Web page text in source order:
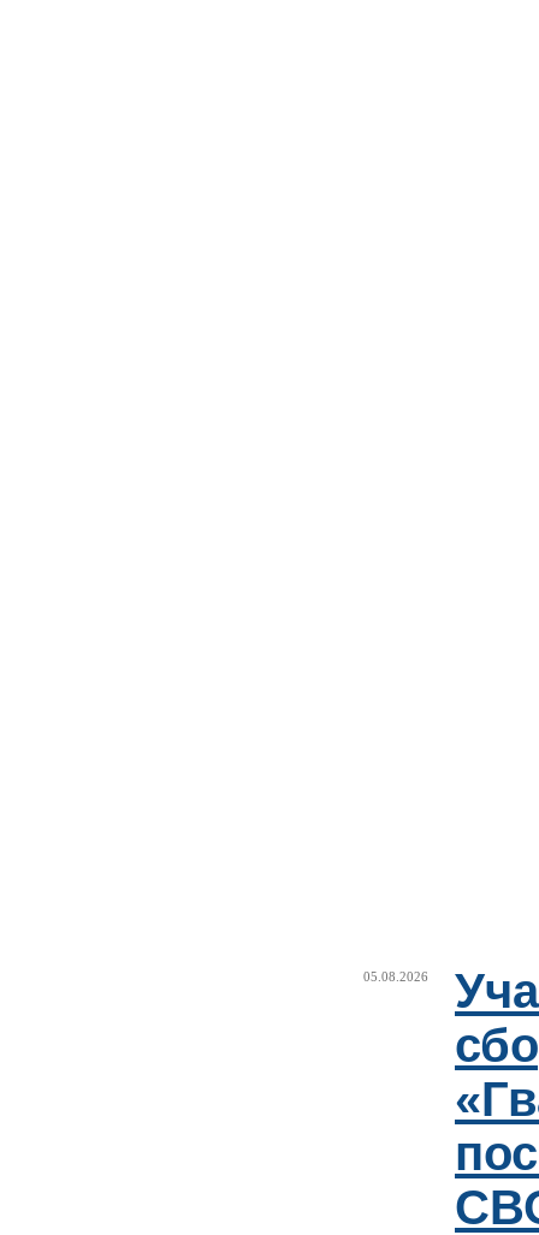
05.08.2026